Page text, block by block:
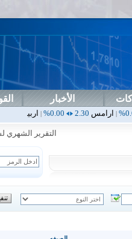
الأخبار
0.00%
|اربيل 0.00%
التقرير الشهري لسوق